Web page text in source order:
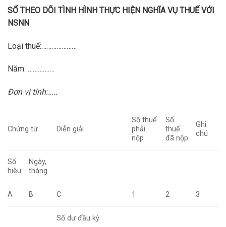
SỔ THEO DÕI TÌNH HÌNH THỰC HIỆN NGHĨA VỤ THUẾ VỚI
NSNN
Loại thuế:…………………
Năm: …………….
Đơn vị tính:…..
Chứng từ Diễn giải
Số thuế
phải
nộp
Số
thuế
đã nộp
Ghi
chú
Số
hiệu
Ngày,
tháng
A B C 1 2 3
Số dư đầu kỳ